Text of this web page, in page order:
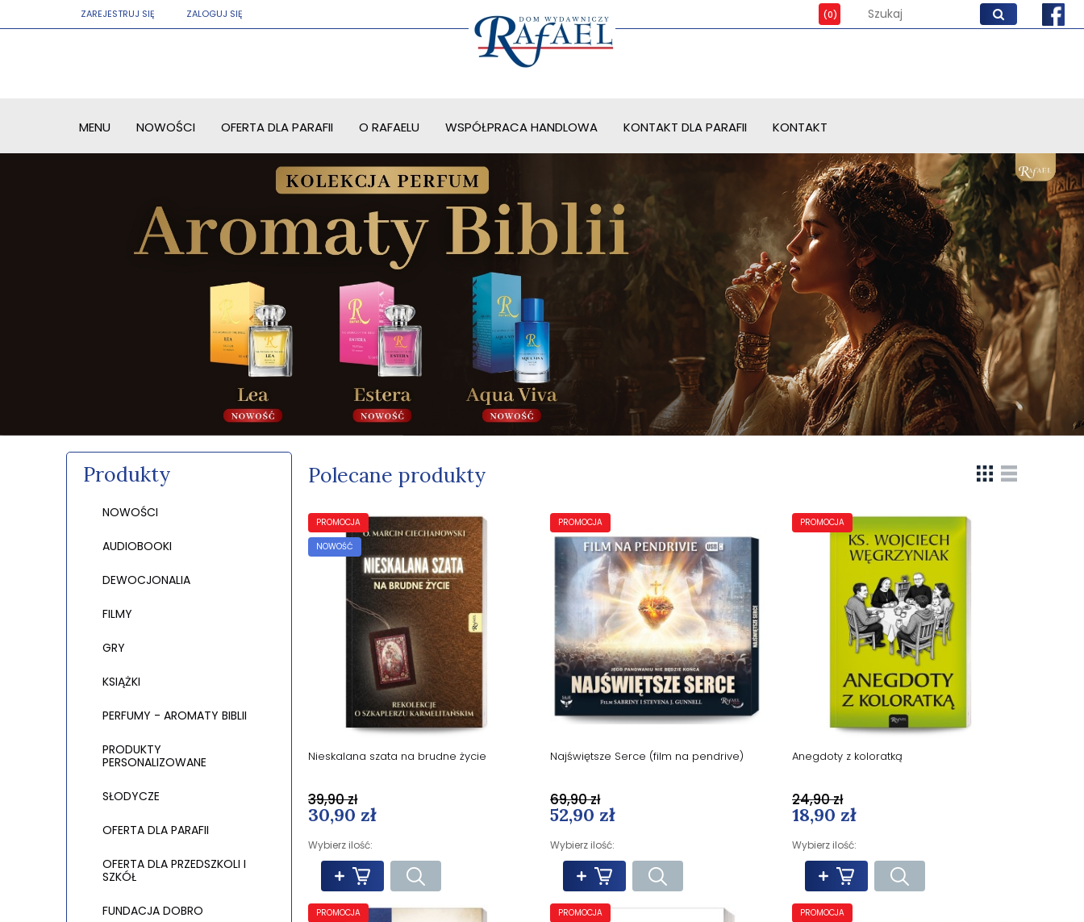
ZAREJESTRUJ SIĘ ZALOGUJ SIĘ
MENU NOWOŚCI OFERTA DLA PARAFII O RAFAELU WSPÓŁPRACA HANDLOWA KONTAKT DLA PARAFII KONTAKT
Produkty
NOWOŚCI
AUDIOBOOKI
DEWOCJONALIA
FILMY
GRY
KSIĄŻKI
PERFUMY - AROMATY BIBLII
PRODUKTY
PERSONALIZOWANE
SŁODYCZE
OFERTA DLA PARAFII
OFERTA DLA PRZEDSZKOLI I
SZKÓŁ
FUNDACJA DOBRO
Polecane produkty
Nieskalana szata na brudne życie
30,90 zł
Wybierz ilość:
39,90 zł
PROMOCJA
NOWOŚĆ
Najświętsze Serce (film na pendrive)
52,90 zł
Wybierz ilość:
69,90 zł
PROMOCJA
Anegdoty z koloratką
18,90 zł
Wybierz ilość:
24,90 zł
PROMOCJA
PROMOCJA PROMOCJA PROMOCJA